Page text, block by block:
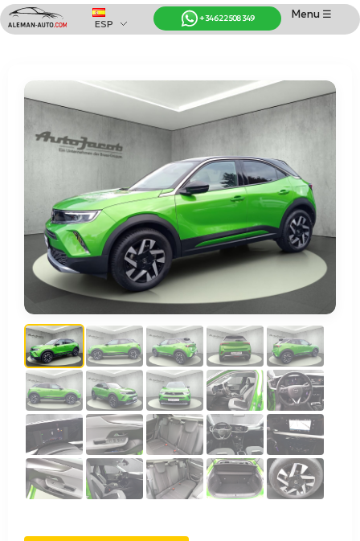
Coches de Alemania
Importación de Coches de Alemania
Menu ☰
+34 622 508 349
ESP